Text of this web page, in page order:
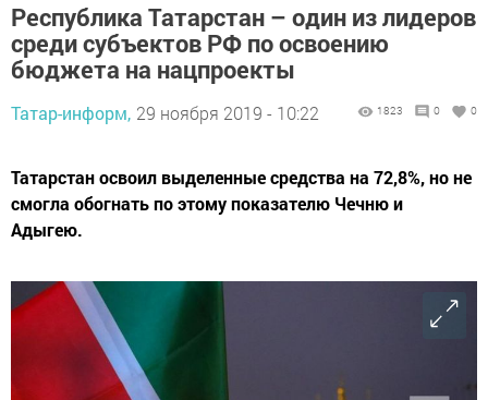
Республика Татарстан – один из лидеров
среди субъектов РФ по освоению
бюджета на нацпроекты
Татар-информ, 29 ноября 2019 - 10:22 1823 0 0
Татарстан освоил выделенные средства на 72,8%, но не
смогла обогнать по этому показателю Чечню и
Адыгею.